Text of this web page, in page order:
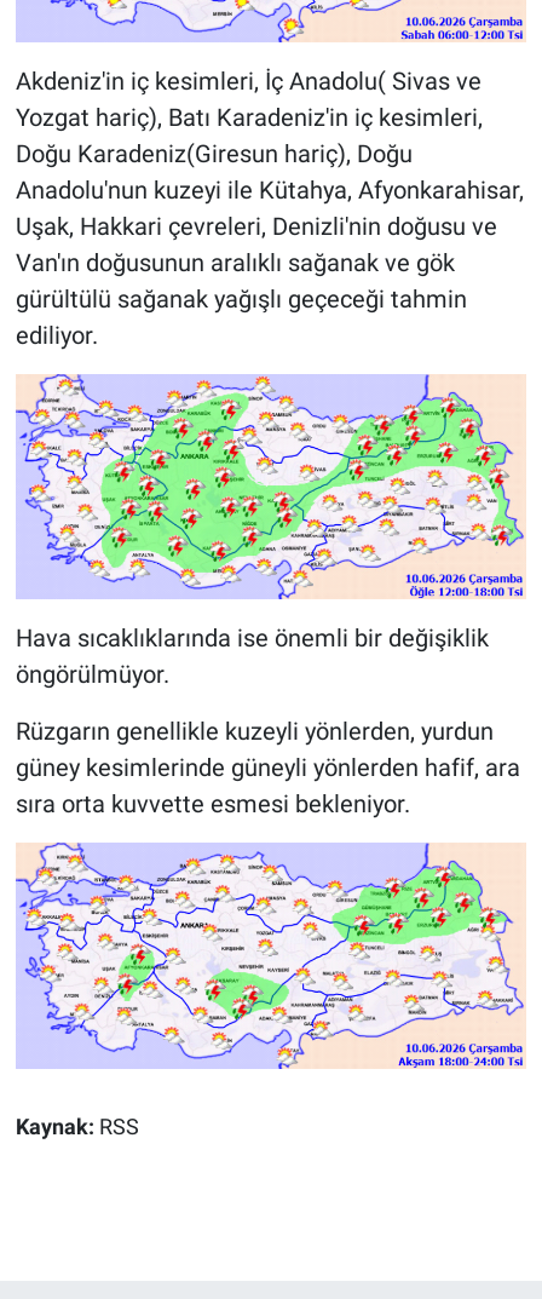
Akdeniz'in iç kesimleri, İç Anadolu( Sivas ve
Yozgat hariç), Batı Karadeniz'in iç kesimleri,
Doğu Karadeniz(Giresun hariç), Doğu
Anadolu'nun kuzeyi ile Kütahya, Afyonkarahisar,
Uşak, Hakkari çevreleri, Denizli'nin doğusu ve
Van'ın doğusunun aralıklı sağanak ve gök
gürültülü sağanak yağışlı geçeceği tahmin
ediliyor.
Hava sıcaklıklarında ise önemli bir değişiklik
öngörülmüyor.
Rüzgarın genellikle kuzeyli yönlerden, yurdun
güney kesimlerinde güneyli yönlerden hafif, ara
sıra orta kuvvette esmesi bekleniyor.
Kaynak: RSS